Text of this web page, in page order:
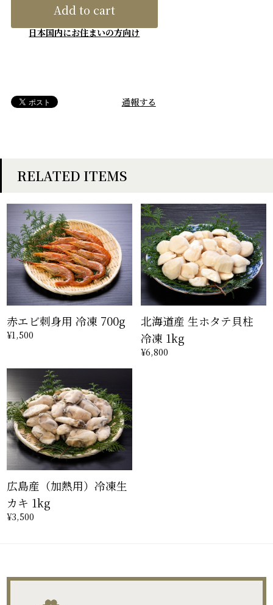
Add to cart
日本国内にお住まいの方向け
通報する
RELATED ITEMS
赤エビ刺身用 冷凍 700g
¥1,500
北海道産 生ホタテ貝柱
冷凍 1kg
¥6,800
広島産（加熱用）冷凍生
カキ 1kg
¥3,500